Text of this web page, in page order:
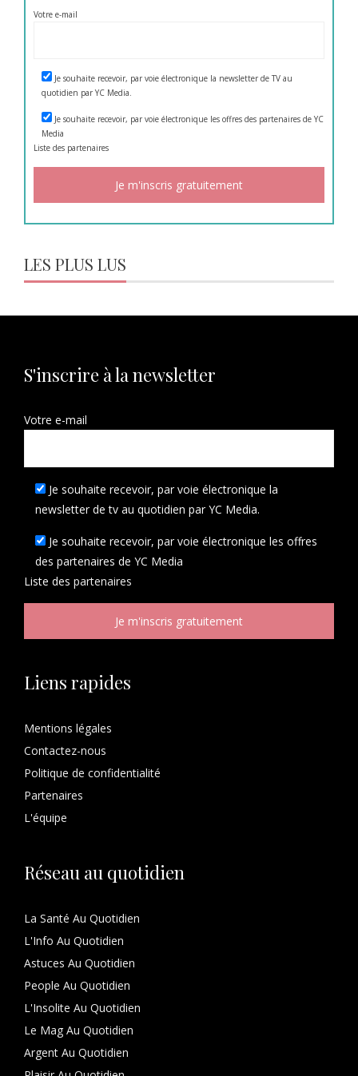
Votre e-mail
Je souhaite recevoir, par voie électronique la newsletter de TV au
quotidien par YC Media.
Je souhaite recevoir, par voie électronique les offres des partenaires de YC
Media
Liste des partenaires
LES PLUS LUS
S'inscrire à la newsletter
Votre e-mail
Je souhaite recevoir, par voie électronique la
newsletter de tv au quotidien par YC Media.
Je souhaite recevoir, par voie électronique les offres
des partenaires de YC Media
Liste des partenaires
Liens rapides
Mentions légales
Contactez-nous
Politique de confidentialité
Partenaires
L'équipe
Réseau au quotidien
La Santé Au Quotidien
L'Info Au Quotidien
Astuces Au Quotidien
People Au Quotidien
L'Insolite Au Quotidien
Le Mag Au Quotidien
Argent Au Quotidien